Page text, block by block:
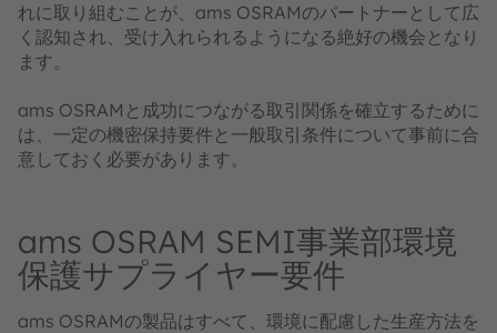
れに取り組むことが、ams OSRAMのパートナーとして広
く認知され、受け入れられるようになる絶好の機会となり
ます。
ams OSRAMと成功につながる取引関係を確立するために
は、一定の機密保持要件と一般取引条件について事前に合
意しておく必要があります。
ams OSRAM SEMI事業部環境
保護サプライヤー要件
ams OSRAMの製品はすべて、環境に配慮した生産方法を